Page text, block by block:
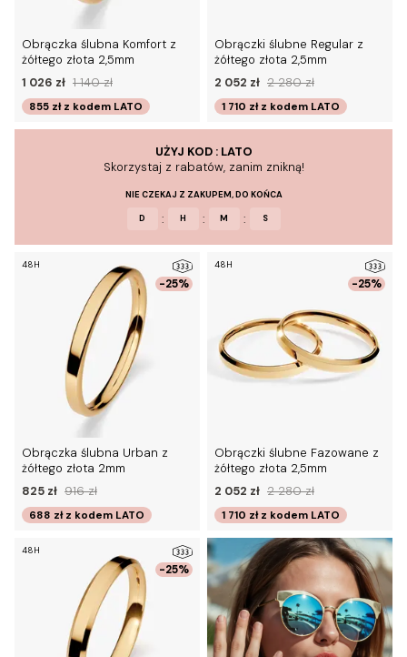
Obrączka ślubna Komfort z
żółtego złota 2,5mm
1 026 zł 1 140 zł
855 zł z kodem LATO
Obrączki ślubne Regular z
żółtego złota 2,5mm
2 052 zł 2 280 zł
1 710 zł z kodem LATO
UŻYJ KOD : LATO
Skorzystaj z rabatów, zanim znikną!
NIE CZEKAJ Z ZAKUPEM, DO KOŃCA
D : H : M : S
-25%
48H
Obrączka ślubna Urban z
żółtego złota 2mm
825 zł 916 zł
688 zł z kodem LATO
-25%
48H
Obrączki ślubne Fazowane z
żółtego złota 2,5mm
2 052 zł 2 280 zł
1 710 zł z kodem LATO
-25%
48H